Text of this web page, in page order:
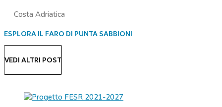
Costa Adriatica
ESPLORA IL FARO DI PUNTA SABBIONI
VEDI ALTRI POST